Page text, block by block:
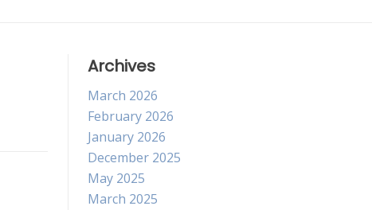
Archives
March 2026
February 2026
January 2026
December 2025
May 2025
March 2025